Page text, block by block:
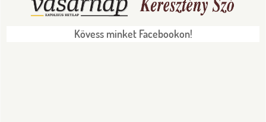
Kövess minket Facebookon!